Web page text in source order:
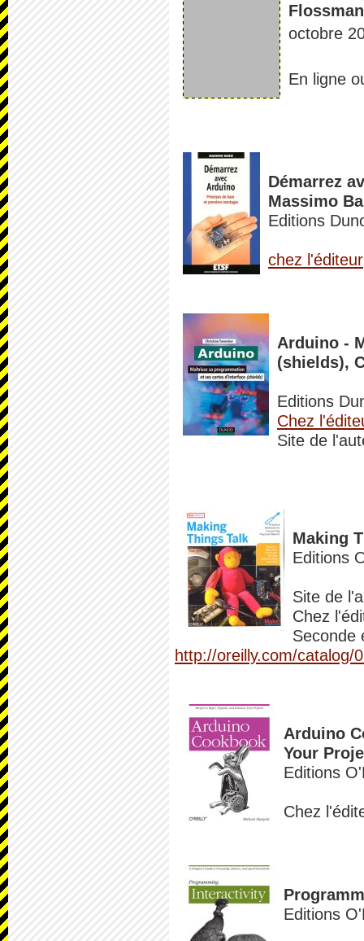
octobre
En ligne
Démarrez
Massimo
Editions
chez l'éditeur
Arduino -
(shields),
Editions
Chez
Site de
Making
Editions
Site de
Chez
Seconde
http://oreilly.com/catalog/
Arduino
Your
Editions
Chez
Editions